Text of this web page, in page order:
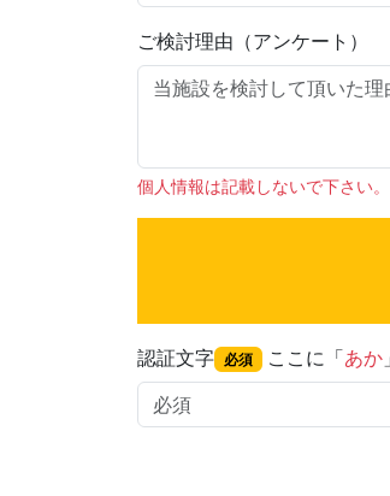
ご検討理由（アンケート）
個人情報は記載しないで下さい
認証文字 必須 ここに「あか